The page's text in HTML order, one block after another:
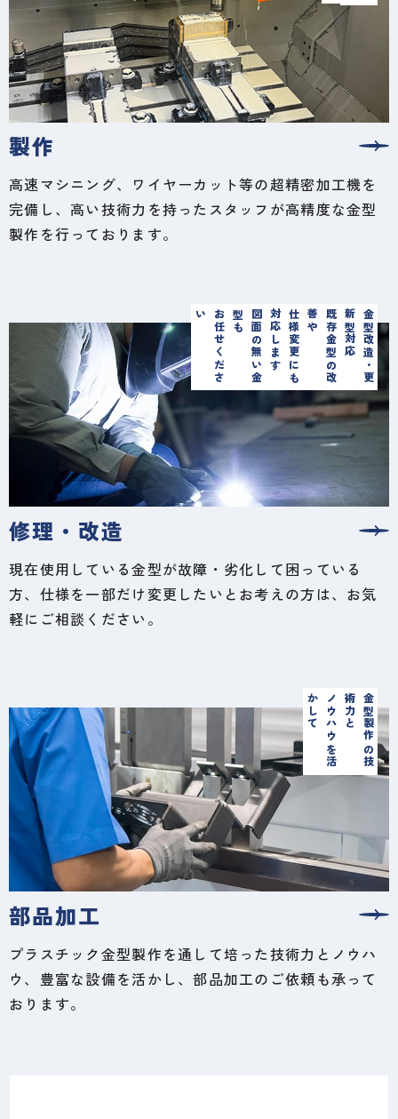
製作
高速マシニング、ワイヤーカット等の超精密加工機を
完備し、高い技術力を持ったスタッフが高精度な金型
製作を行っております。
金
型
改
造
・
更
新
型
対
応
既
存
金
型
の
改
善
や
仕
様
変
更
に
も
対
応
し
ま
す
図
面
の
無
い
金
型
も
お
任
せ
く
だ
さ
い
修理・改造
現在使用している金型が故障・劣化して困っている
方、仕様を一部だけ変更したいとお考えの方は、お気
軽にご相談ください。
金
型
製
作
の
技
術
力
と
ノ
ウ
ハ
ウ
を
活
か
し
て
部品加工
プラスチック金型製作を通して培った技術力とノウハ
ウ、豊富な設備を活かし、部品加工のご依頼も承って
おります。